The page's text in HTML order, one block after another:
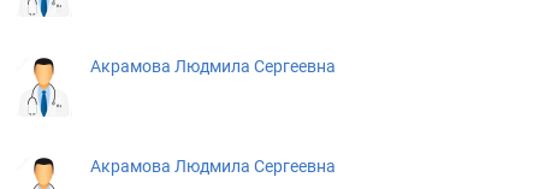
Акрамова Людмила Сергеевна
Акрамова Людмила Сергеевна